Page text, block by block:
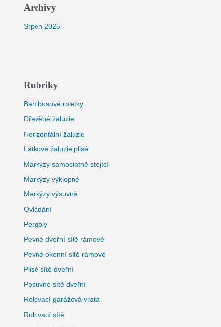
Archivy
Srpen 2025
Rubriky
Bambusové roletky
Dřevěné žaluzie
Horizontální žaluzie
Látkové žaluzie plisé
Markýzy samostatně stojící
Markýzy výklopné
Markýzy výsuvné
Ovládání
Pergoly
Pevné dveřní sítě rámové
Pevné okenní sítě rámové
Plisé sítě dveřní
Posuvné sítě dveřní
Rolovací garážová vrata
Rolovací sítě